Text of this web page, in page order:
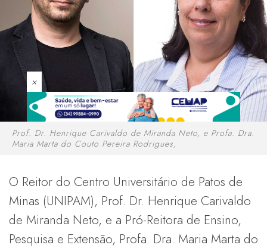
×
Prof. Dr. Henrique Carivaldo de Miranda Neto, e Profa. Dra.
Maria Marta do Couto Pereira Rodrigues,
O Reitor do Centro Universitário de Patos de
Minas (UNIPAM), Prof. Dr. Henrique Carivaldo
de Miranda Neto, e a Pró-Reitora de Ensino,
Pesquisa e Extensão, Profa. Dra. Maria Marta do